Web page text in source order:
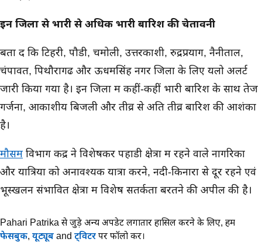
इन जिलों से भारी से अधिक भारी बारिश की चेतावनी
बता दें कि टिहरी, पौडी, चमोली, उत्तरकाशी, रुद्रप्रयाग, नैनीताल,
चंपावत, पिथौरागढ और ऊधमसिंह नगर जिलों के लिए यलो अलर्ट
जारी किया गया है। इन जिलों में कहीं-कहीं भारी बारिश के साथ तेज
गर्जना, आकाशीय बिजली और तीव्र से अति तीव्र बारिश की आशंका
है।
मौसम विभाग केंद्र ने विशेषकर पहाडी क्षेत्रों में रहने वाले नागरिकों
और यात्रियों को अनावश्यक यात्रा करने, नदी-किनारों से दूर रहने एवं
भूस्खलन संभावित क्षेत्रों में विशेष सतर्कता बरतने की अपील की है।
Pahari Patrika से जुड़े अन्य अपडेट लगातार हासिल करने के लिए, हमें
फेसबुक, यूट्यूब and ट्विटर पर फॉलो करें।